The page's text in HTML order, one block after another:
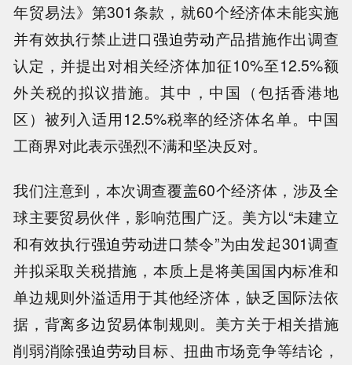
年贸易法》第301条款，就60个经济体未能实施
并有效执行禁止进口强迫劳动产品措施作出调查
认定，并提出对相关经济体加征10%至12.5%额
外关税的拟议措施。其中，中国（包括香港地
区）被列入适用12.5%税率的经济体名单。中国
工商界对此表示强烈不满和坚决反对。
我们注意到，本次调查覆盖60个经济体，涉及全
球主要贸易伙伴，影响范围广泛。美方以“未建立
和有效执行强迫劳动进口禁令”为由发起301调查
并拟采取关税措施，本质上是将美国国内标准和
单边规则外溢适用于其他经济体，缺乏国际法依
据，背离多边贸易体制规则。美方关于相关措施
削弱消除强迫劳动目标、扭曲市场竞争等结论，